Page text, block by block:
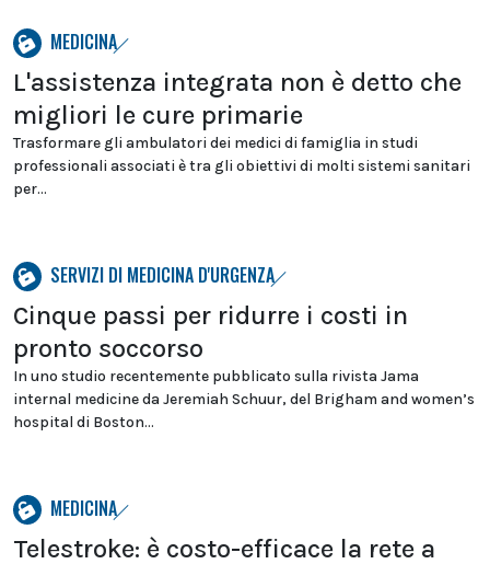
MEDICINA
L'assistenza integrata non è detto che
migliori le cure primarie
Trasformare gli ambulatori dei medici di famiglia in studi
professionali associati è tra gli obiettivi di molti sistemi sanitari
per...
SERVIZI DI MEDICINA D'URGENZA
Cinque passi per ridurre i costi in
pronto soccorso
In uno studio recentemente pubblicato sulla rivista Jama
internal medicine da Jeremiah Schuur, del Brigham and women’s
hospital di Boston...
MEDICINA
Telestroke: è costo-efficace la rete a